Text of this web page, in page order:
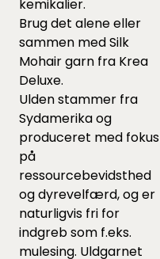
kemikalier.
Brug det alene eller
sammen med Silk
Mohair garn fra Krea
Deluxe.
Ulden stammer fra
Sydamerika og
produceret med fokus
på
ressourcebevidsthed
og dyrevelfærd, og er
naturligvis fri for
indgreb som f.eks.
mulesing. Uldgarnet